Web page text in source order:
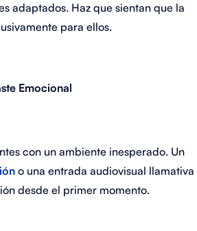
adaptados. Haz que sientan que la
para ellos.
Emocional
con un ambiente inesperado. Un
o una entrada audiovisual llamativa
desde el primer momento.